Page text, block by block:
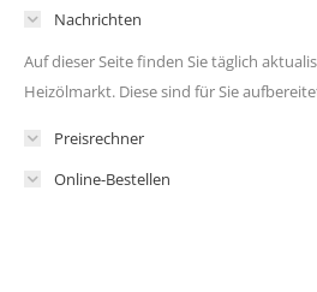
Nachrichten
Auf dieser Seite finden Sie täglich
Heizölmarkt. Diese sind für Sie
Preisrechner
Online-Bestellen